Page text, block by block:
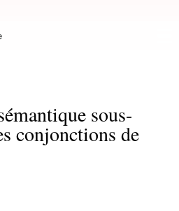
sous-
conjonctions de